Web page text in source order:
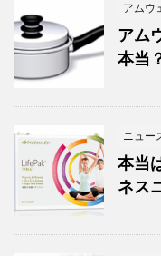
アムウ
アム
本当
ニュー
本当
ネス